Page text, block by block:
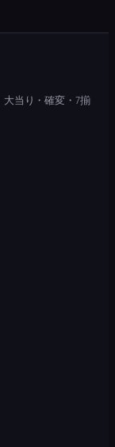
当り・確変・7揃